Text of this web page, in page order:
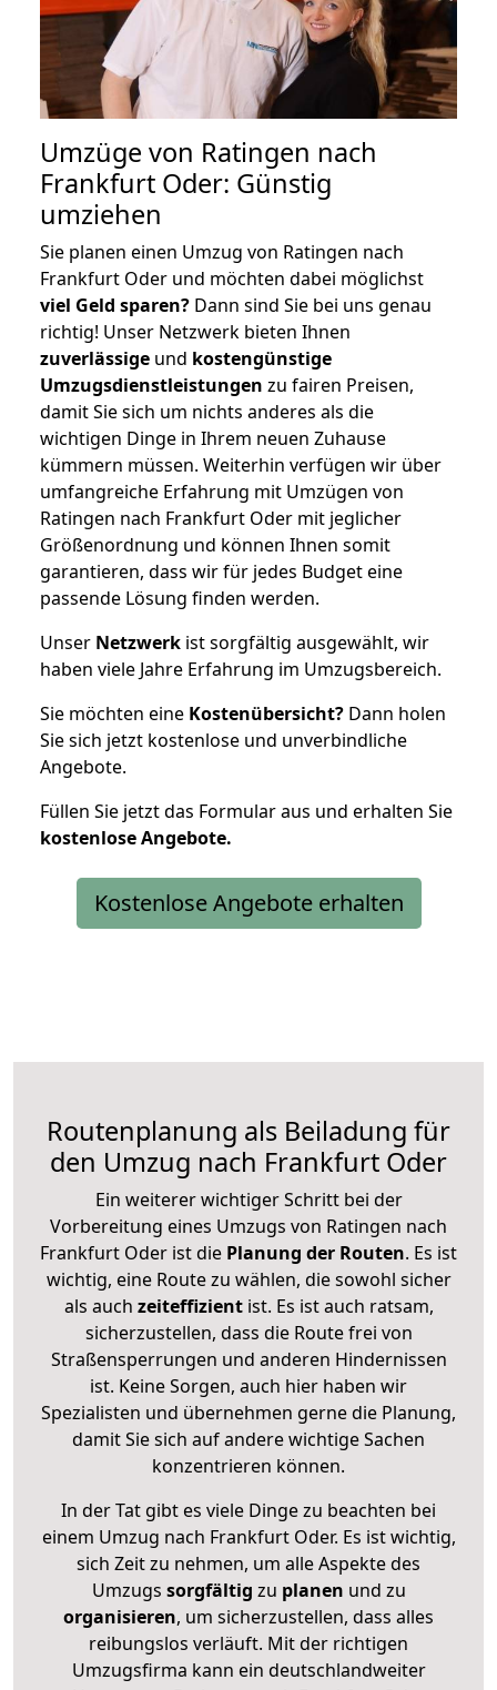
Umzüge von Ratingen nach
Frankfurt Oder: Günstig
umziehen
Sie planen einen Umzug von Ratingen nach
Frankfurt Oder und möchten dabei möglichst
viel Geld sparen? Dann sind Sie bei uns genau
richtig! Unser Netzwerk bieten Ihnen
zuverlässige und kostengünstige
Umzugsdienstleistungen zu fairen Preisen,
damit Sie sich um nichts anderes als die
wichtigen Dinge in Ihrem neuen Zuhause
kümmern müssen. Weiterhin verfügen wir über
umfangreiche Erfahrung mit Umzügen von
Ratingen nach Frankfurt Oder mit jeglicher
Größenordnung und können Ihnen somit
garantieren, dass wir für jedes Budget eine
passende Lösung finden werden.
Unser Netzwerk ist sorgfältig ausgewählt, wir
haben viele Jahre Erfahrung im Umzugsbereich.
Sie möchten eine Kostenübersicht? Dann holen
Sie sich jetzt kostenlose und unverbindliche
Angebote.
Füllen Sie jetzt das Formular aus und erhalten Sie
kostenloseAngebote.
Kostenlose Angebote erhalten
Routenplanung als Beiladung für
den Umzug nach Frankfurt Oder
Ein weiterer wichtiger Schritt bei der
Vorbereitung eines Umzugs von Ratingen nach
Frankfurt Oder ist die Planung der Routen. Es ist
wichtig, eine Route zu wählen, die sowohl sicher
als auch zeiteffizientist. Es ist auch ratsam,
sicherzustellen, dass die Route frei von
Straßensperrungen und anderen Hindernissen
ist. Keine Sorgen, auch hier haben wir
Spezialisten und übernehmen gerne die Planung,
damit Sie sich auf andere wichtige Sachen
konzentrieren können.
In der Tat gibt es viele Dinge zu beachten bei
einem Umzug nach Frankfurt Oder. Es ist wichtig,
sich Zeit zu nehmen, um alle Aspekte des
Umzugs sorgfältig zu planen und zu
organisieren, um sicherzustellen, dass alles
reibungslos verläuft. Mit der richtigen
Umzugsfirma kann ein deutschlandweiter